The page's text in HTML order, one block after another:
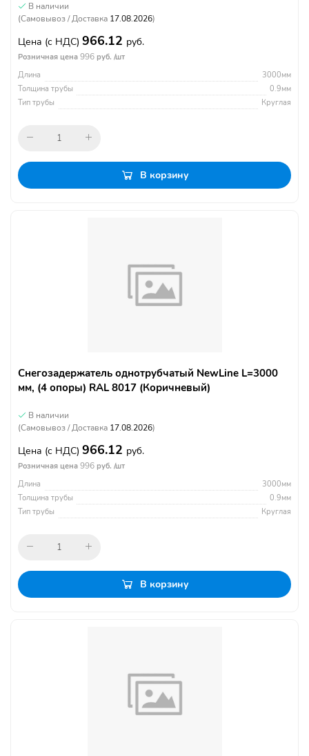
В наличии
(Самовывоз / Доставка 17.08.2026)
Цена (с НДС) 966.12 руб.
Розничная цена 996 руб. /шт
Длина
3000мм
Толщина трубы
0.9мм
Тип трубы
Круглая
В корзину
Снегозадержатель однотрубчатый NewLine L=3000
мм, (4 опоры) RAL 8017 (Коричневый)
В наличии
(Самовывоз / Доставка 17.08.2026)
Цена (с НДС) 966.12 руб.
Розничная цена 996 руб. /шт
Длина
3000мм
Толщина трубы
0.9мм
Тип трубы
Круглая
В корзину